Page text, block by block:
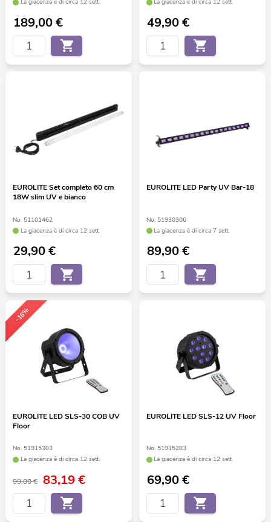
La giacenza è di circa 12 sett.
189,00€
La giacenza è di circa 12 sett.
49,90€
EUROLITE Set completo 60 cm
18W slim UV e bianco
No. 51101462
La giacenza è di circa 12 sett.
29,90€
EUROLITE LED Party UV Bar-18
No. 51930306
La giacenza è di circa 7 sett.
89,90€
-16%
EUROLITE LED SLS-30 COB UV
Floor
No. 51915303
La giacenza è di circa 12 sett.
99,00 € 83,19€
EUROLITE LED SLS-12 UV Floor
No. 51915283
La giacenza è di circa 12 sett.
69,90€